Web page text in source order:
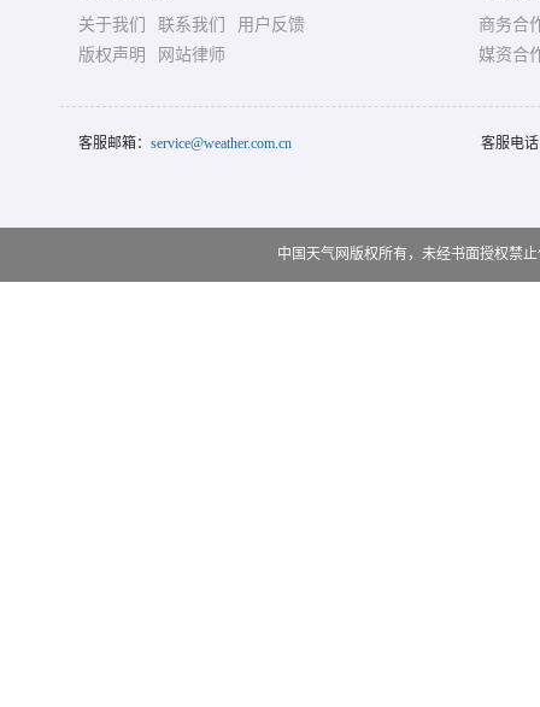
关于我们 联系我们
用户反馈
版权声明
网站律师
商务合
媒资合
客服邮箱： service@weather.com.cn 客服电
中国天气网版权所有，未经书面授权